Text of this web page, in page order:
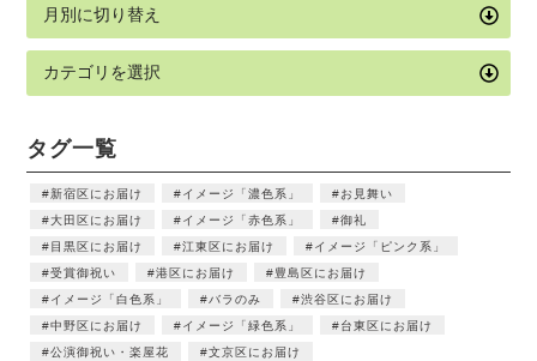
タグ一覧
新宿区にお届け イメージ「濃色系」
お見舞い
大田区にお届け
イメージ「赤色系」
御礼
目黒区にお届け
江東区にお届け
イメージ「ピンク系」
受賞御祝い
港区にお届け
豊島区にお届け
イメージ「白色系」
バラのみ
渋谷区にお届け
中野区にお届け
イメージ「緑色系」
台東区にお届け
公演御祝い・楽屋花
文京区にお届け